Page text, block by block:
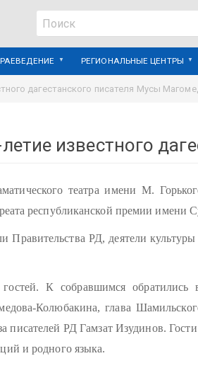
Поиск
Поиск
РЕГИОНАЛЬНЫЕ ЦЕНТРЫ
дагестанского писателя Мусы
известного
театра имени М.
республиканской премии
Правительства РД, деятели
К собравшимся обратились
Колюбакина, глава
писателей РД Гамзат Изудинов.
и родного языка.